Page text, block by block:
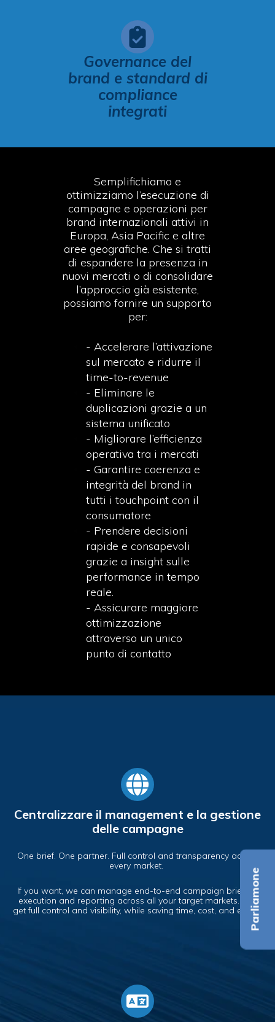
Parliamone
Governance del
brand e standard di
compliance
integrati
Semplifichiamo e
ottimizziamo l’esecuzione di
campagne e operazioni per
brand internazionali attivi in
Europa, Asia Pacific e altre
aree geografiche. Che si tratti
di espandere la presenza in
nuovi mercati o di consolidare
l’approccio già esistente,
possiamo fornire un supporto
per:
- Accelerare l’attivazione
sul mercato e ridurre il
time-to-revenue
- Eliminare le
duplicazioni grazie a un
sistema unificato
- Migliorare l’efficienza
operativa tra i mercati
- Garantire coerenza e
integrità del brand in
tutti i touchpoint con il
consumatore
- Prendere decisioni
rapide e consapevoli
grazie a insight sulle
performance in tempo
reale.
- Assicurare maggiore
ottimizzazione
attraverso un unico
punto di contatto
Centralizzare il management e la gestione
delle campagne
One brief. One partner. Full control and transparency across
every market.
If you want, we can manage end-to-end campaign briefing,
execution and reporting across all your target markets. You
get full control and visibility, while saving time, cost, and effort.